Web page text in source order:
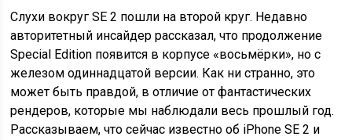
Слухи вокруг SE 2 пошли на второй круг. Недавно
авторитетный инсайдер рассказал, что продолжение
Special Edition появится в корпусе «восьмёрки», но с
железом одиннадцатой версии. Как ни странно, это
может быть правдой, в отличие от фантастических
рендеров, которые мы наблюдали весь прошлый год.
Рассказываем, что сейчас известно об iPhone SE 2 и